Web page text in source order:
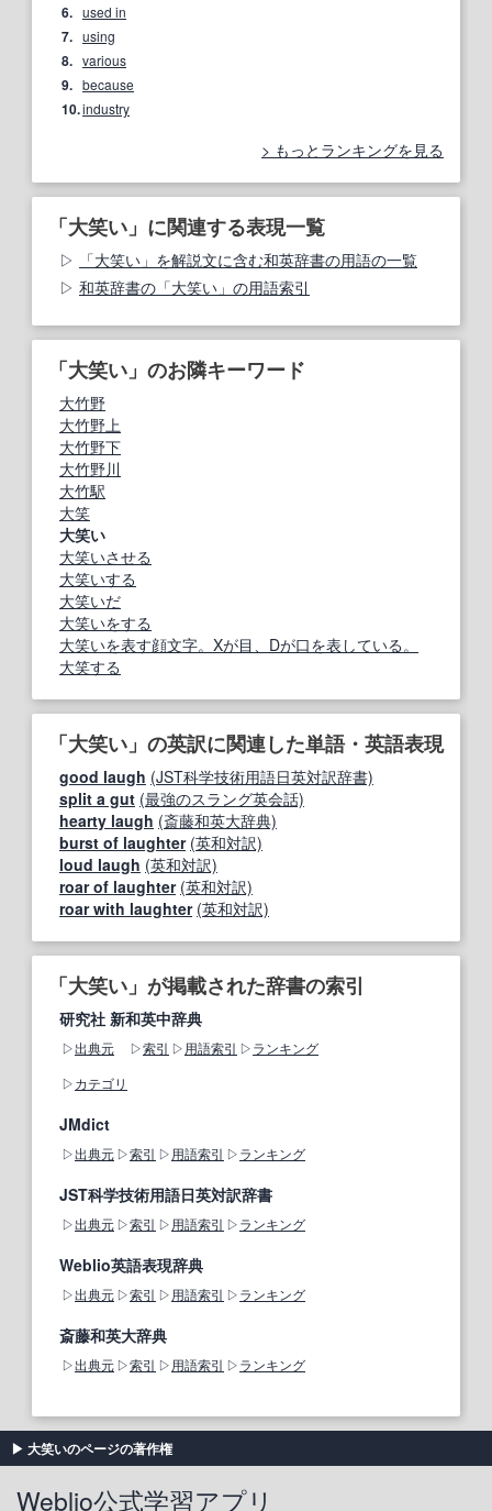
6. used in
7. using
8. various
9. because
10.industry
もっとランキングを見る
「大笑い」に関連する表現一覧
「大笑い」を解説文に含む和英辞書の用語の一覧
和英辞書の「大笑い」の用語索引
「大笑い」のお隣キーワード
大竹野
大竹野上
大竹野下
大竹野川
大竹駅
大笑
大笑い
大笑いさせる
大笑いする
大笑いだ
大笑いをする
大笑いを表す顔文字。Xが目、Dが口を表している。
大笑する
「大笑い」の英訳に関連した単語・英語表現
good laugh (JST科学技術用語日英対訳辞書)
split a gut (最強のスラング英会話)
hearty laugh (斎藤和英大辞典)
burst of laughter (英和対訳)
loud laugh (英和対訳)
roar of laughter (英和対訳)
roar with laughter (英和対訳)
「大笑い」が掲載された辞書の索引
研究社 新和英中辞典
出典元 索引 用語索引
ランキング
カテゴリ
JMdict
出典元 索引 用語索引 ランキング
JST科学技術用語日英対訳辞書
出典元 索引 用語索引 ランキング
Weblio英語表現辞典
出典元 索引 用語索引 ランキング
斎藤和英大辞典
出典元 索引 用語索引 ランキング
大笑いのページの著作権
Weblio公式学習アプリ